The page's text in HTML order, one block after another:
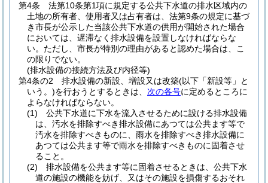
第4条
法第10条第1項に規定する公共下水道の排水区域内の
土地の所有者、使用者又は占有者は、法第9条の規定に基づ
き市長が公示した当該公共下水道の供用が開始された場合
においては、遅滞なく排水設備を設置しなければならな
い。 ただし、市長が特別の理由があると認めた場合は、こ
の限りでない。
(排水設備の接続方法及び内径等)
第4条の2
排水設備の新設、増設又は改築(以下「新設等」と
いう。)を行おうとするときは、 次の各号に定めるところに
よらなければならない。
(1)
公共下水道に下水を流入させるために設ける排水設備
は、汚水を排除すべき排水設備にあつては公共ます等で
汚水を排除すべきものに、雨水を排除すべき排水設備に
あつては公共ます等で雨水を排除すべきものに固着させ
ること。
(2)
排水設備を公共ます等に固着させるときは、公共下水
道の施設の機能を妨げ、又はその施設を損傷するおそれ